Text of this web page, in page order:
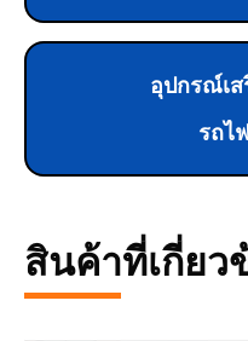
อุปกรณ์เ
รถไ
สินค้าที่เกี่ยว